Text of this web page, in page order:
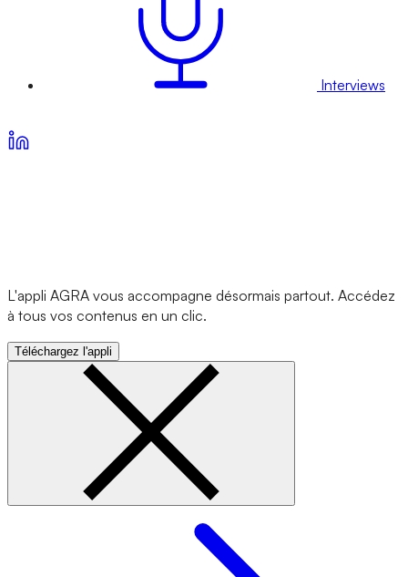
Interviews
L'appli AGRA vous accompagne désormais partout. Accédez
à tous vos contenus en un clic.
Téléchargez l'appli